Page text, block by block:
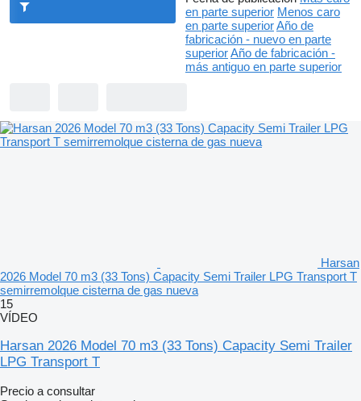
en parte superior Menos caro
en parte superiorAño de
fabricación - nuevo en parte
superiorAño de fabricación -
más antiguo en parte superior
Harsan
2026 Model 70 m3 (33 Tons) Capacity Semi Trailer LPG Transport T
semirremolque cisterna de gas nueva
15
VÍDEO
Harsan 2026 Model 70 m3 (33 Tons) Capacity Semi Trailer
LPG Transport T
Precio a consultar